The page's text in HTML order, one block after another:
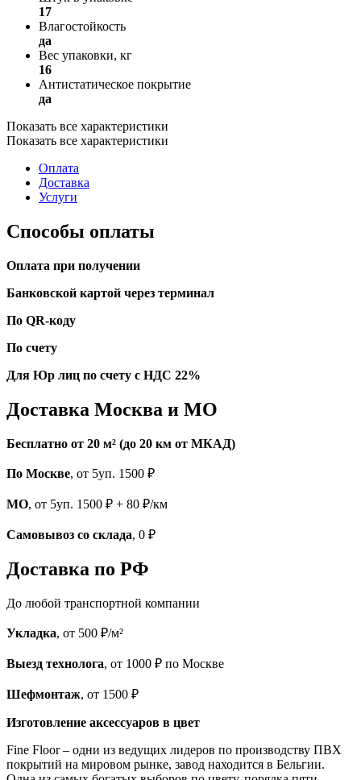
17
Влагостойкость
да
Вес упаковки, кг
16
Антистатическое покрытие
да
Показать все характеристики
Показать все характеристики
Оплата
Доставка
Услуги
Способы оплаты
Оплата при получении
Банковской картой через терминал
По QR-коду
По счету
Для Юр лиц по счету с НДС 22%
Доставка Москва и МО
Бесплатно от 20 м² (до 20 км от МКАД)
По Москве, от 5уп. 1500 ₽
МО, от 5уп. 1500 ₽ + 80 ₽/км
Самовывоз со склада, 0 ₽
Доставка по РФ
До любой транспортной компании
Укладка, от 500 ₽/м²
Выезд технолога, от 1000 ₽ по Москве
Шефмонтаж, от 1500 ₽
Изготовление аксессуаров в цвет
Fine Floor – одни из ведущих лидеров по производству ПВХ
покрытий на мировом рынке, завод находится в Бельгии.